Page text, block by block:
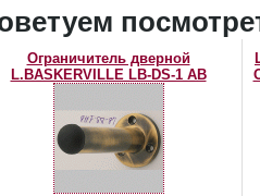
Ограничитель дверной
L.BASKERVILLE LB-DS-1 AВ